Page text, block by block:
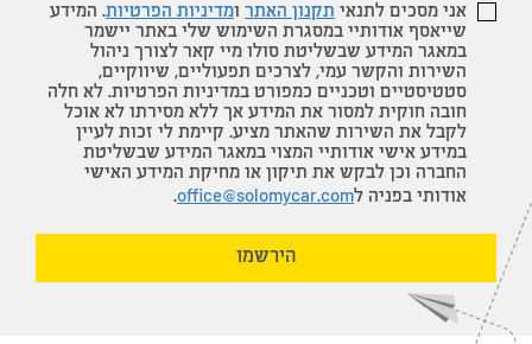
אני מסכים לתנאי תקנון האתר ומדיניות הפרטיות. המידע
שייאסף אודותיי במסגרת השימוש שלי באתר יישמר
במאגר המידע שבשליטת סולו מיי קאר לצורך ניהול
השירות והקשר עמי, לצרכים תפעוליים, שיווקיים,
סטטיסטיים וטכניים כמפורט במדיניות הפרטיות. לא חלה
חובה חוקית למסור את המידע אך ללא מסירתו לא אוכל
לקבל את השירות שהאתר מציע. קיימת לי זכות לעיין
במידע אישי אודותיי המצוי במאגר המידע שבשליטת
החברה וכן לבקש את תיקון או מחיקת המידע האישי
אודותי בפניה לoffice@solomycar.com
.
הירשמו